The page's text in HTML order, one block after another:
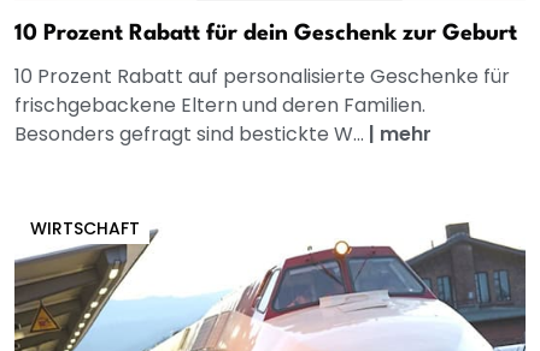
10 Prozent Rabatt für dein Geschenk zur Geburt
10 Prozent Rabatt auf personalisierte Geschenke für
frischgebackene Eltern und deren Familien.
Besonders gefragt sind bestickte W... | mehr
WIRTSCHAFT